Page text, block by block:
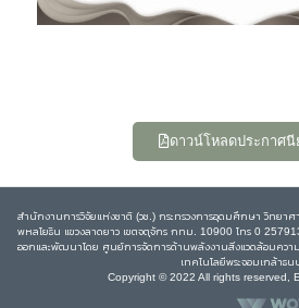
ดาวน์โหลดประกาศนี
สำนักงานการวิจัยแห่งชาติ (วช.) กระทรวงการอุดมศึกษา วิทยา
พหลโยธิน แขวงลาดยาว เขตจตุจักร กทม. 10900 โทร 0
ออกและพัฒนาโดย ศูนย์การจัดการด้านพลังงานสิ่งแวดล้อมควา
เทคโนโลยีพระจอมเกล้าธน
Copyright © 2022 All rights reserved,